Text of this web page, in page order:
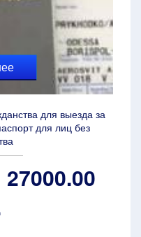
для выезда за
для лиц без
27000.00